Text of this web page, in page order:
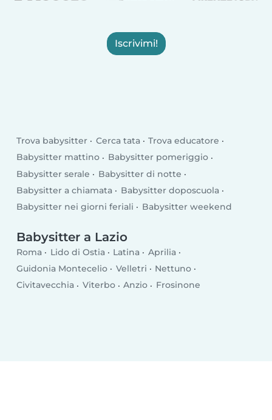
Iscrivimi!
Trova babysitter Cerca tata
Trova educatore
Babysitter mattino
Babysitter pomeriggio
Babysitter serale
Babysitter di notte
Babysitter a chiamata
Babysitter doposcuola
Babysitter nei giorni feriali
Babysitter weekend
Babysitter a Lazio
Roma Lido di Ostia Latina
Aprilia
Guidonia Montecelio
Velletri
Nettuno
Civitavecchia
Viterbo Anzio Frosinone